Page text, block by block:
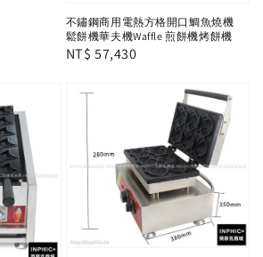
不鏽鋼商用電熱方格開口鯛魚燒機
鬆餅機華夫機Waffle 煎餅機烤餅機
Regular
NT$ 57,430